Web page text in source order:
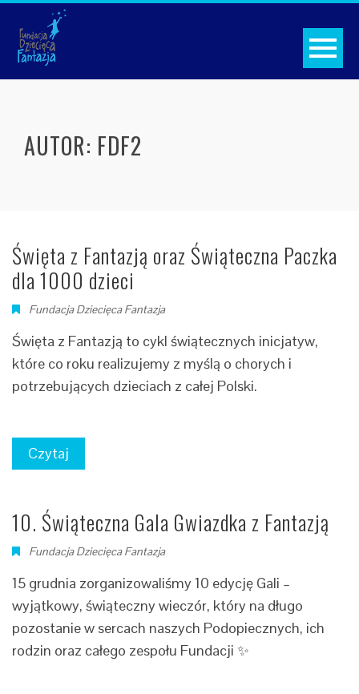
AUTOR: FDF2
Święta z Fantazją oraz Świąteczna Paczka
dla 1000 dzieci
Fundacja Dziecięca Fantazja
Święta z Fantazją to cykl świątecznych inicjatyw,
które co roku realizujemy z myślą o chorych i
potrzebujących dzieciach z całej Polski.
Czytaj
10. Świąteczna Gala Gwiazdka z Fantazją
Fundacja Dziecięca Fantazja
15 grudnia zorganizowaliśmy 10 edycję Gali –
wyjątkowy, świąteczny wieczór, który na długo
pozostanie w sercach naszych Podopiecznych, ich
rodzin oraz całego zespołu Fundacji ✨